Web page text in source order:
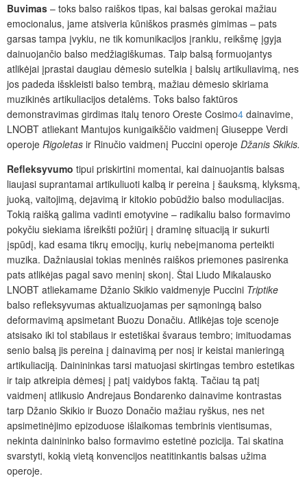
Buvimas – toks balso raiškos tipas, kai balsas gerokai mažiau
emocionalus, jame atsiveria kūniškos prasmės gimimas – pats
garsas tampa įvykiu, ne tik komunikacijos įrankiu, reikšmę įgyja
dainuojančio balso medžiagiškumas. Taip balsą formuojantys
atlikėjai įprastai daugiau dėmesio sutelkia į balsių artikuliavimą, nes
jos padeda išskleisti balso tembrą, mažiau dėmesio skiriama
muzikinės artikuliacijos detalėms. Toks balso faktūros
demonstravimas girdimas italų tenoro Oreste Cosimo4 dainavime,
LNOBT atliekant Mantujos kunigaikščio vaidmenį Giuseppe Verdi
operoje Rigoletas ir Rinučio vaidmenį Puccini operoje Džanis Skikis.
Refleksyvumo tipui priskirtini momentai, kai dainuojantis balsas
liaujasi suprantamai artikuliuoti kalbą ir pereina į šauksmą, klyksmą,
juoką, vaitojimą, dejavimą ir kitokio pobūdžio balso moduliacijas.
Tokią raišką galima vadinti emotyvine – radikaliu balso formavimo
pokyčiu siekiama išreikšti požiūrį į draminę situaciją ir sukurti
įspūdį, kad esama tikrų emocijų, kurių nebeįmanoma perteikti
muzika. Dažniausiai tokias meninės raiškos priemones pasirenka
pats atlikėjas pagal savo meninį skonį. Štai Liudo Mikalausko
LNOBT atliekamame Džanio Skikio vaidmenyje Puccini Triptike
balso refleksyvumas aktualizuojamas per sąmoningą balso
deformavimą apsimetant Buozu Donačiu. Atlikėjas toje scenoje
atsisako iki tol stabilaus ir estetiškai švaraus tembro; imituodamas
senio balsą jis pereina į dainavimą per nosį ir keistai manieringą
artikuliaciją. Dainininkas tarsi matuojasi skirtingas tembro estetikas
ir taip atkreipia dėmesį į patį vaidybos faktą. Tačiau tą patį
vaidmenį atlikusio Andrejaus Bondarenko dainavime kontrastas
tarp Džanio Skikio ir Buozo Donačio mažiau ryškus, nes net
apsimetinėjimo epizoduose išlaikomas tembrinis vientisumas,
nekinta dainininko balso formavimo estetinė pozicija. Tai skatina
svarstyti, kokią vietą konvencijos neatitinkantis balsas užima
operoje.